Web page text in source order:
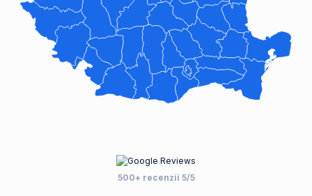
500+ recenzii 5/5